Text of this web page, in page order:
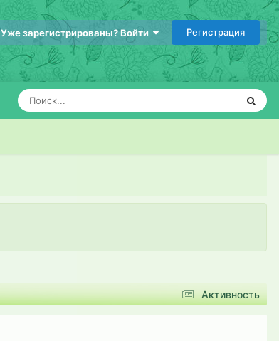
Уже зарегистрированы? Войти Регистрация
Активность